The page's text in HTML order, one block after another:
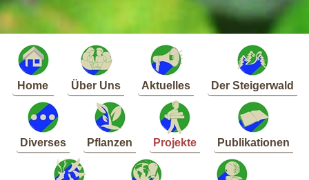
Home Über Uns Aktuelles Der Steigerwald
Diverses Pflanzen Projekte Publikationen